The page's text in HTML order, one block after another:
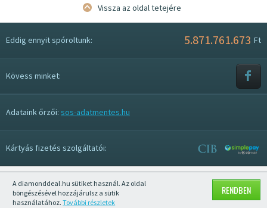
A diamonddeal.hu sütiket használ. Az oldal
böngészésével hozzájárulsz a sütik
használatához.További részletek
RENDBEN
Vissza az oldal tetejére
Eddig ennyit spóroltunk: 5.871.761.673 Ft
Kövess minket:
Adataink őrzői: sos-adatmentes.hu
Kártyás fizetés szolgáltatói:
Mobil nézet kikapcsolása